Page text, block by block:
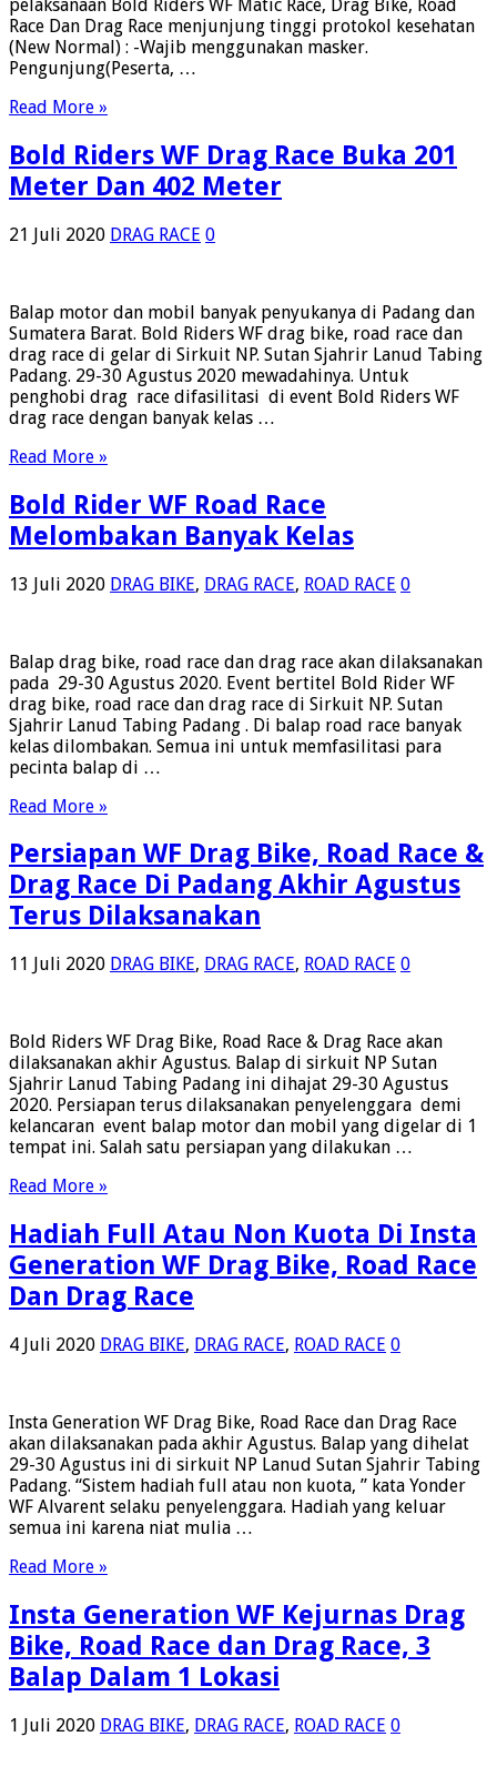
pelaksanaan Bold Riders WF Matic Race, Drag Bike, Road
Race Dan Drag Race menjunjung tinggi protokol kesehatan
(New Normal) : -Wajib menggunakan masker.
Pengunjung(Peserta, …
Read More »
Bold Riders WF Drag Race Buka 201
Meter Dan 402 Meter
21 Juli 2020 DRAG RACE 0
Balap motor dan mobil banyak penyukanya di Padang dan
Sumatera Barat. Bold Riders WF drag bike, road race dan
drag race di gelar di Sirkuit NP. Sutan Sjahrir Lanud Tabing
Padang. 29-30 Agustus 2020 mewadahinya. Untuk
penghobi drag race difasilitasi di event Bold Riders WF
drag race dengan banyak kelas …
Read More »
Bold Rider WF Road Race
Melombakan Banyak Kelas
13 Juli 2020 DRAG BIKE, DRAG RACE, ROAD RACE 0
Balap drag bike, road race dan drag race akan dilaksanakan
pada 29-30 Agustus 2020. Event bertitel Bold Rider WF
drag bike, road race dan drag race di Sirkuit NP. Sutan
Sjahrir Lanud Tabing Padang . Di balap road race banyak
kelas dilombakan. Semua ini untuk memfasilitasi para
pecinta balap di …
Read More »
Persiapan WF Drag Bike, Road Race &
Drag Race Di Padang Akhir Agustus
Terus Dilaksanakan
11 Juli 2020 DRAG BIKE, DRAG RACE, ROAD RACE 0
Bold Riders WF Drag Bike, Road Race & Drag Race akan
dilaksanakan akhir Agustus. Balap di sirkuit NP Sutan
Sjahrir Lanud Tabing Padang ini dihajat 29-30 Agustus
2020. Persiapan terus dilaksanakan penyelenggara demi
kelancaran event balap motor dan mobil yang digelar di 1
tempat ini. Salah satu persiapan yang dilakukan …
Read More »
Hadiah Full Atau Non Kuota Di Insta
Generation WF Drag Bike, Road Race
Dan Drag Race
4 Juli 2020 DRAG BIKE, DRAG RACE, ROAD RACE 0
Insta Generation WF Drag Bike, Road Race dan Drag Race
akan dilaksanakan pada akhir Agustus. Balap yang dihelat
29-30 Agustus ini di sirkuit NP Lanud Sutan Sjahrir Tabing
Padang. “Sistem hadiah full atau non kuota, ” kata Yonder
WF Alvarent selaku penyelenggara. Hadiah yang keluar
semua ini karena niat mulia …
Read More »
Insta Generation WF Kejurnas Drag
Bike, Road Race dan Drag Race, 3
Balap Dalam 1 Lokasi
1 Juli 2020 DRAG BIKE, DRAG RACE, ROAD RACE 0